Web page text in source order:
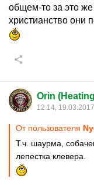
общем-то за это
христианство они
Orin
12:14, 19.03.2017
От пользователя
Т.ч. шаурма,
лепестка клевера.